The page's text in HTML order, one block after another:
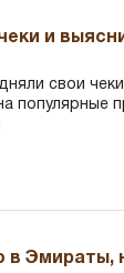
и
свои
популярные
в